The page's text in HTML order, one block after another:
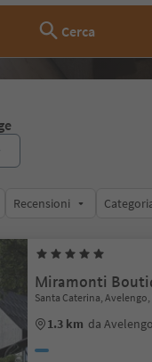
Cerca
Recensioni
Miramonti
Santa Caterina,
1.3 km da